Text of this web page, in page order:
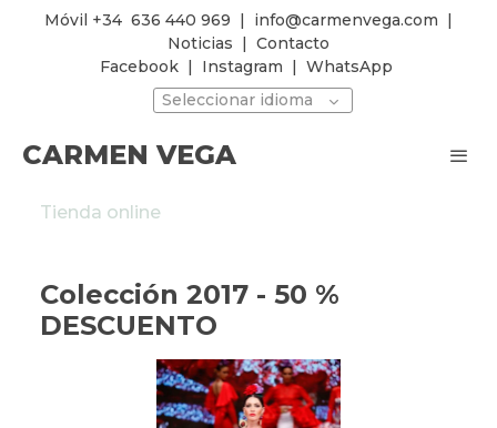
Móvil +34 636 440 969 | info@carmenvega.com |
Noticias | Contacto
Facebook | Instagram | WhatsApp
Seleccionar idioma
CARMEN VEGA
Tienda online
Colección 2017 - 50 %
DESCUENTO